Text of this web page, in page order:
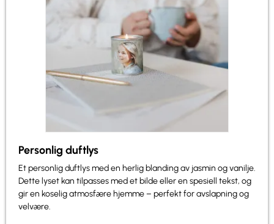
Personlig duftlys
Et personlig duftlys med en herlig blanding av jasmin og vanilje.
Dette lyset kan tilpasses med et bilde eller en spesiell tekst, og
gir en koselig atmosfære hjemme – perfekt for avslapning og
velvære.